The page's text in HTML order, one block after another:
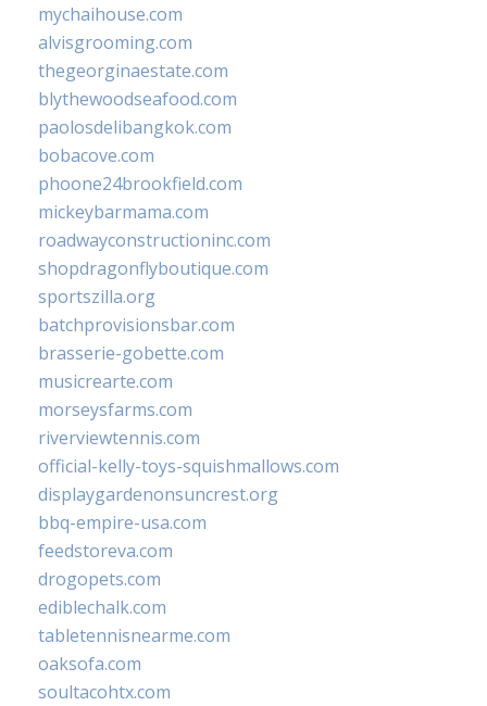
mychaihouse.com
alvisgrooming.com
thegeorginaestate.com
blythewoodseafood.com
paolosdelibangkok.com
bobacove.com
phoone24brookfield.com
mickeybarmama.com
roadwayconstructioninc.com
shopdragonflyboutique.com
sportszilla.org
batchprovisionsbar.com
brasserie-gobette.com
musicrearte.com
morseysfarms.com
riverviewtennis.com
official-kelly-toys-squishmallows.com
displaygardenonsuncrest.org
bbq-empire-usa.com
feedstoreva.com
drogopets.com
ediblechalk.com
tabletennisnearme.com
oaksofa.com
soultacohtx.com